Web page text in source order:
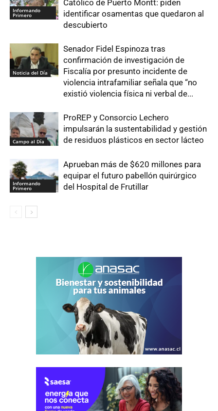
Informando
Primero
Católico de Puerto Montt: piden
identificar osamentas que quedaron al
descubierto
Noticia del Día
Senador Fidel Espinoza tras
confirmación de investigación de
Fiscalía por presunto incidente de
violencia intrafamiliar señala que “no
existió violencia física ni verbal de...
Campo al Día
ProREP y Consorcio Lechero
impulsarán la sustentabilidad y gestión
de residuos plásticos en sector lácteo
Informando
Primero
Aprueban más de $620 millones para
equipar el futuro pabellón quirúrgico
del Hospital de Frutillar